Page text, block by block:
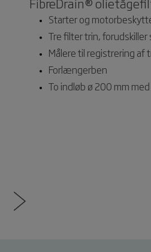
Starter og
Tre filter trin,
Målere til registrering af
Forlængerben
To indløb ø 200 mm